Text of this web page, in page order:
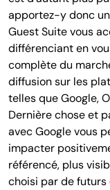
apportez-y donc
Guest Suite vous
différenciant en
complète du
diffusion sur les
telles que Google,
Dernière chose et
avec Google vous
impacter
référencé, plus
choisi par de futurs